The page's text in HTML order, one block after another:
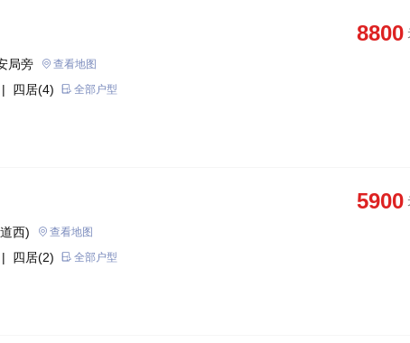
8800
局旁 查看地图
| 四居(4) 全部户型
5900
西) 查看地图
| 四居(2) 全部户型